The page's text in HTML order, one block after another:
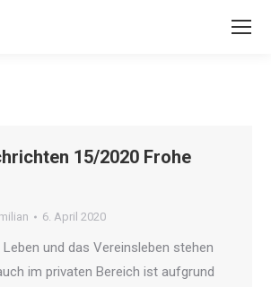
15/2020 Frohe
6. April 2020
und das Vereinsleben stehen
im privaten Bereich ist aufgrund